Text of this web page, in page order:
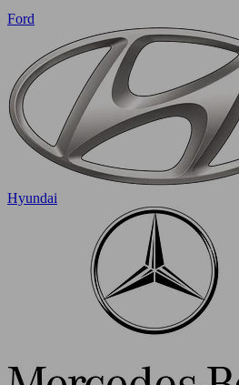
Ford
Hyundai